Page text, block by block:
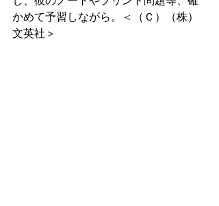
かめて予習しながら。＜（Ｃ）（株）
文英社＞